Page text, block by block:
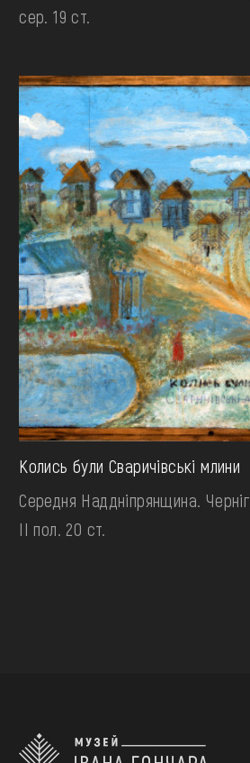
сер. 19 ст.
Колись були Сваричівські млини
Середня Наддніпрянщина.
II пол. 20 ст.